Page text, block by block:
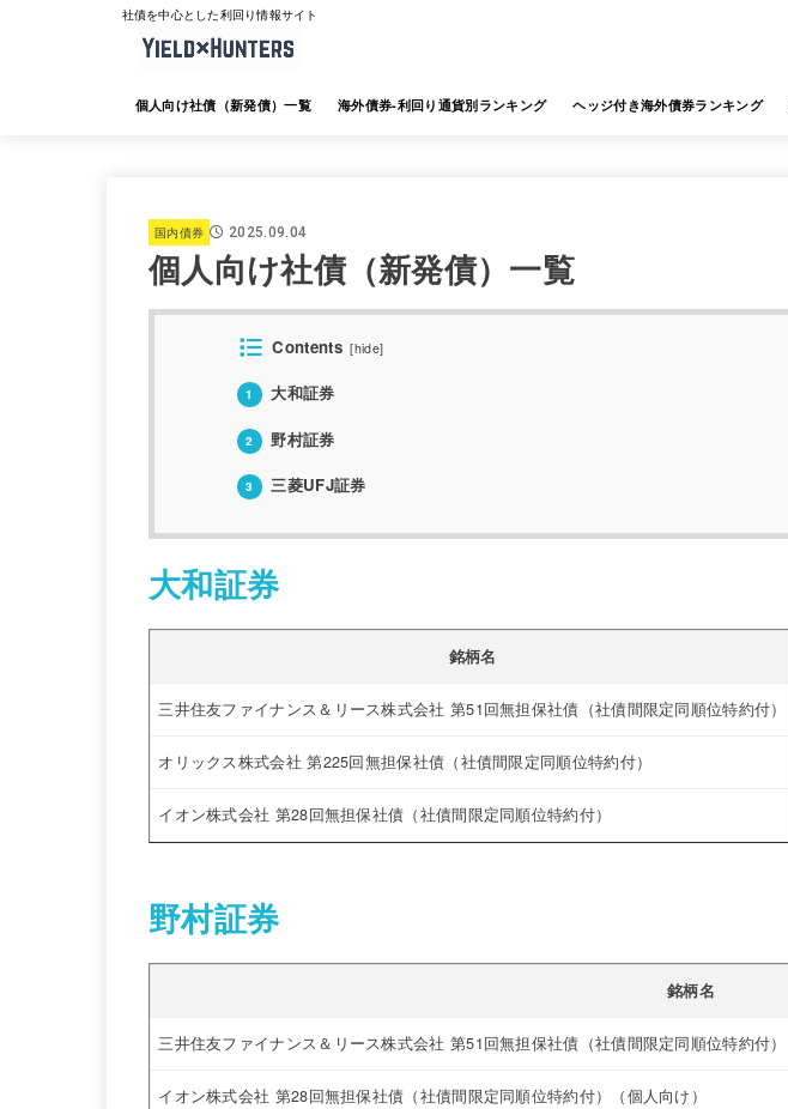
社債を中心とした利回り情報サイト
個人向け社債（新発債）一覧 海外債券-利回り通貨別ランキング ヘッジ付き海外債券ランキング
国内債券 2025.09.04
個人向け社債（新発債）一覧
Contents [hide]
1 大和証券
2 野村証券
3 三菱UFJ証券
大和証券
銘柄名
三井住友ファイナンス＆リース株式会社 第51回無担保社債（社債間限定同順位特約付）
オリックス株式会社 第225回無担保社債（社債間限定同順位特約付）
イオン株式会社 第28回無担保社債（社債間限定同順位特約付）
野村証券
銘柄名
三井住友ファイナンス＆リース株式会社 第51回無担保社債（社債間限定同順位特約付）
イオン株式会社 第28回無担保社債（社債間限定同順位特約付）（個人向け）